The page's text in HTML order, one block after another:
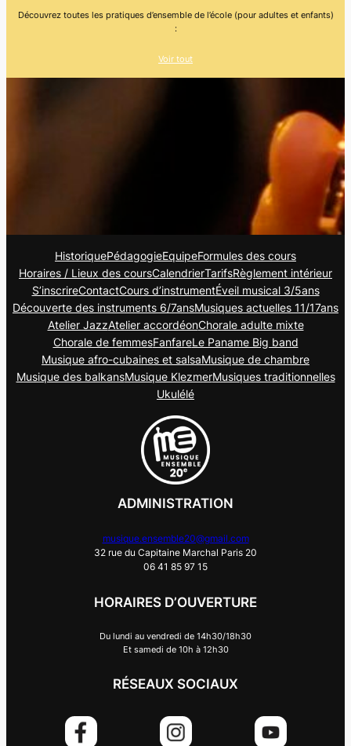
Découvrez toutes les pratiques d’ensemble de l’école (pour adultes et enfants)
:
Voir tout
HistoriquePédagogieEquipeFormules des cours
Horaires / Lieux des coursCalendrierTarifsRèglement intérieur
S’inscrireContactCours d’instrumentÉveil musical 3/5ans
Découverte des instruments 6/7ansMusiques actuelles 11/17ans
Atelier JazzAtelier accordéonChorale adulte mixte
Chorale de femmesFanfareLe Paname Big band
Musique afro-cubaines et salsaMusique de chambre
Musique des balkansMusique KlezmerMusiques traditionnelles
Ukulélé
ADMINISTRATION
musique.ensemble20@gmail.com
32 rue du Capitaine Marchal Paris 20
06 41 85 97 15
HORAIRES D’OUVERTURE
Du lundi au vendredi de 14h30/18h30
Et samedi de 10h à 12h30
RÉSEAUX SOCIAUX